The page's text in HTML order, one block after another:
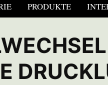
PRODUKTE